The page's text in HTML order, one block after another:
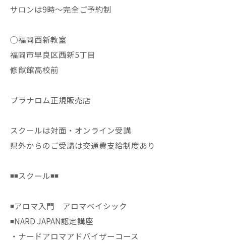
サロンは9時〜完全ご予約制
◯福岡西新教室
福岡市早良区西新5丁目
修猷館高校前
プラナロム正規販売店
スクールは対面・オンライン受講
県外からのご受講は交通費支給制度あり
◾️◾️スクール◾️◾️
◾️アロマ入門 アロマベイシック
◾️NARD JAPAN認定講座
・ナードアロマアドバイザーコース